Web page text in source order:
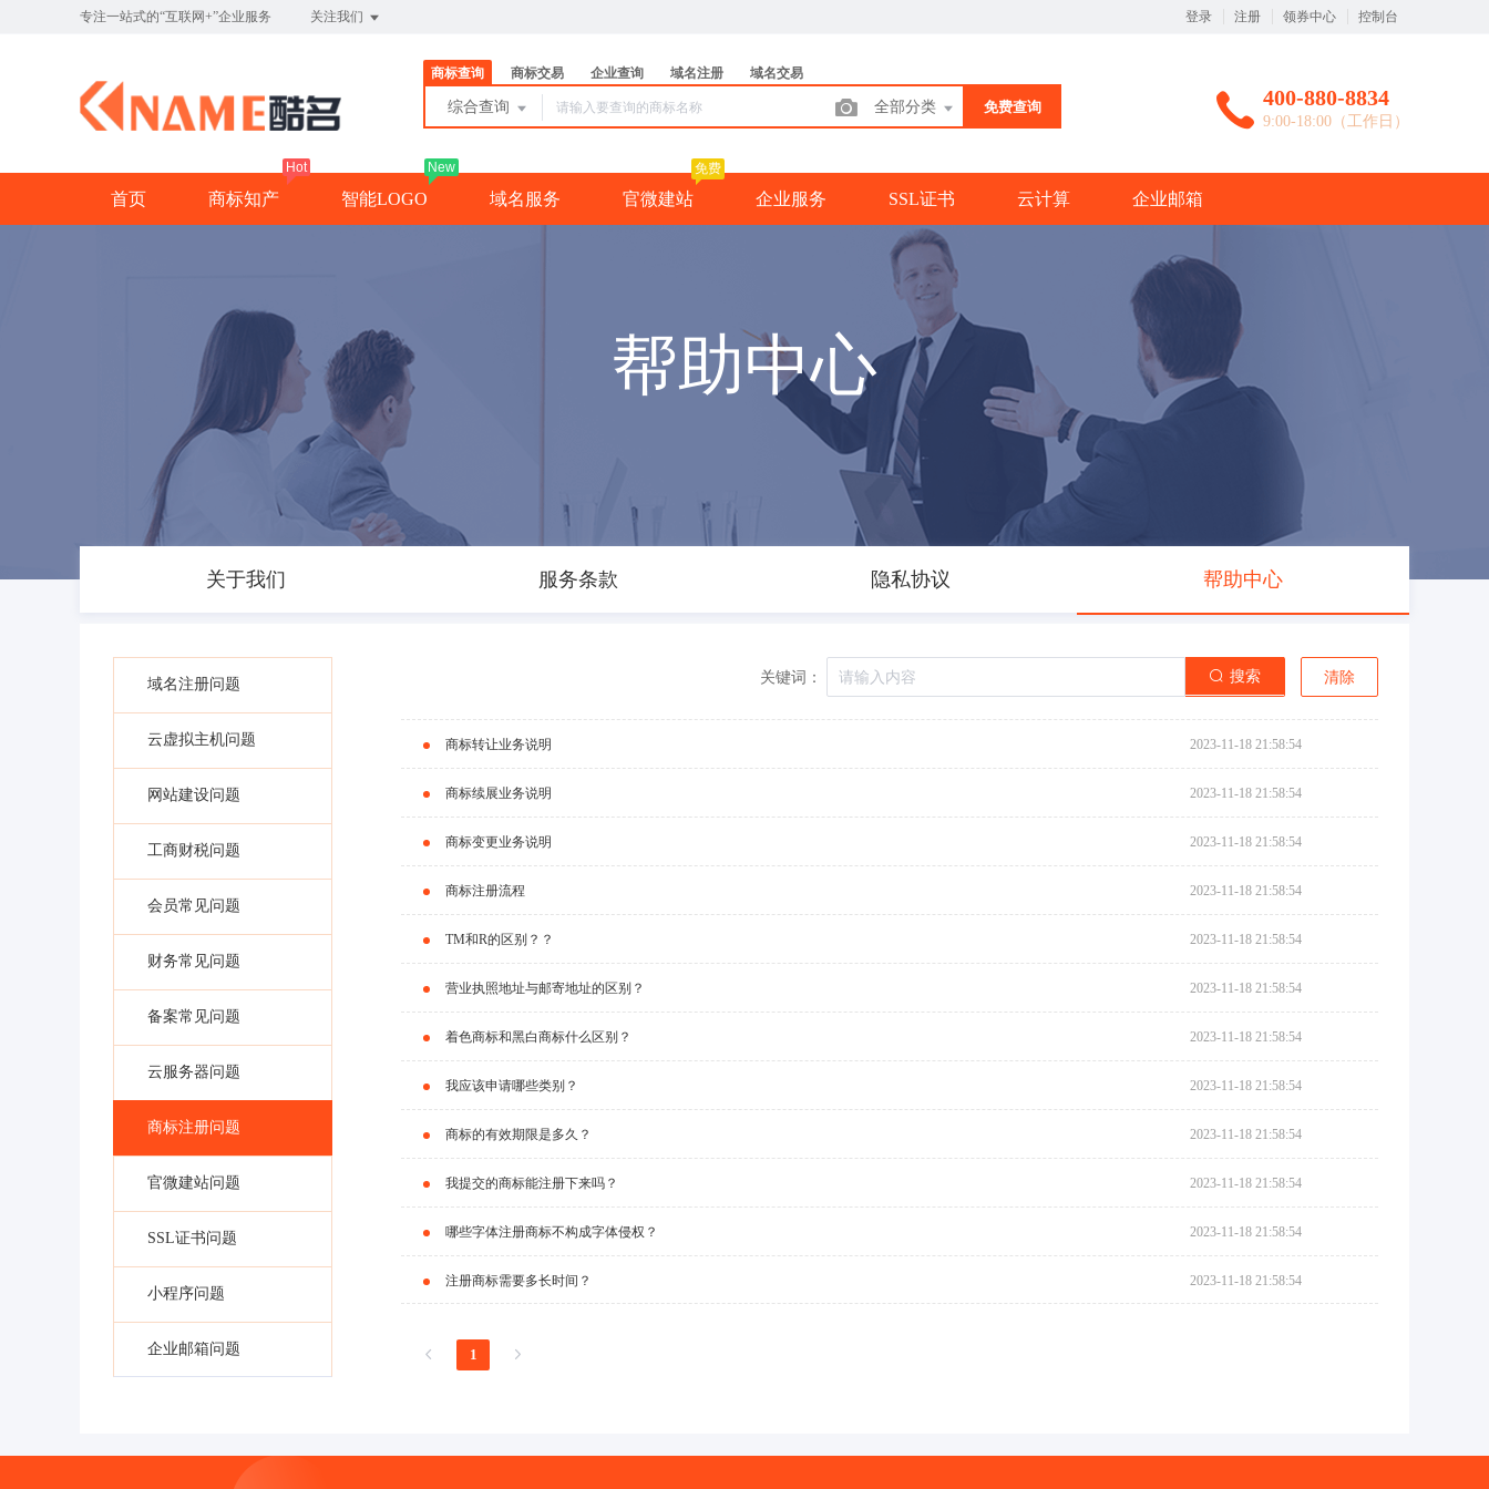
专注一站式的“互联网+”企业服务 关注我们 登录 注册 领券中心 控制台
商标查询 商标交易 企业查询 域名注册 域名交易
综合查询 全部分类 免费查询 400-880-8834
9:00-18:00（工作日）
首页 商标知产
Hot
智能LOGO
New
域名服务 官微建站
免费
企业服务 SSL证书 云计算 企业邮箱
帮助中心
关于我们 服务条款 隐私协议 帮助中心
域名注册问题
云虚拟主机问题
网站建设问题
工商财税问题
会员常见问题
财务常见问题
备案常见问题
云服务器问题
商标注册问题
官微建站问题
SSL证书问题
小程序问题
企业邮箱问题
关键词： 搜索 清除
商标转让业务说明 2023-11-18 21:58:54
商标续展业务说明 2023-11-18 21:58:54
商标变更业务说明 2023-11-18 21:58:54
商标注册流程 2023-11-18 21:58:54
TM和R的区别？？ 2023-11-18 21:58:54
营业执照地址与邮寄地址的区别？ 2023-11-18 21:58:54
着色商标和黑白商标什么区别？ 2023-11-18 21:58:54
我应该申请哪些类别？ 2023-11-18 21:58:54
商标的有效期限是多久？ 2023-11-18 21:58:54
我提交的商标能注册下来吗？ 2023-11-18 21:58:54
哪些字体注册商标不构成字体侵权？ 2023-11-18 21:58:54
注册商标需要多长时间？ 2023-11-18 21:58:54
1